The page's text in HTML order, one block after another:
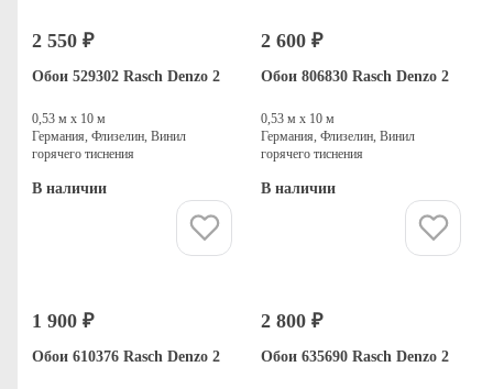
2 550 ₽
Обои 529302 Rasch Denzo 2
0,53 м х 10 м
Германия, Флизелин, Винил
горячего тиснения
В наличии
2 600 ₽
Обои 806830 Rasch Denzo 2
0,53 м х 10 м
Германия, Флизелин, Винил
горячего тиснения
В наличии
1 900 ₽
Обои 610376 Rasch Denzo 2
2 800 ₽
Обои 635690 Rasch Denzo 2